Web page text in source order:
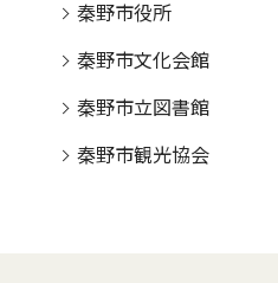
秦野市役所
秦野市文化会館
秦野市立図書館
秦野市観光協会